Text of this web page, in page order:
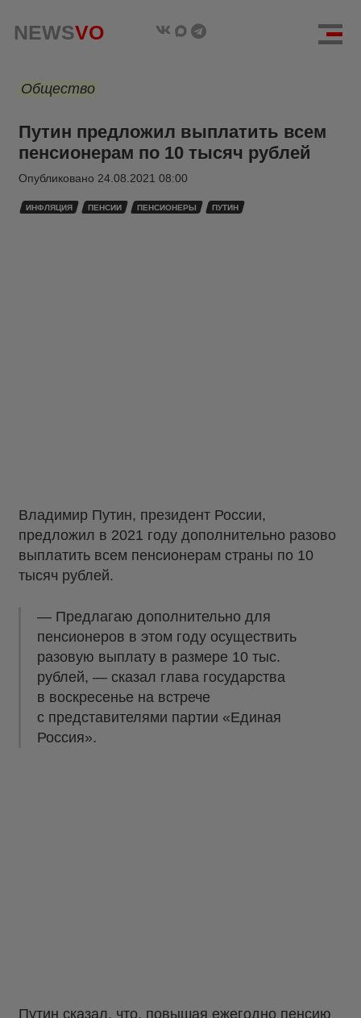
NEWSVO
Общество
Путин предложил выплатить всем
пенсионерам по 10 тысяч рублей
Опубликовано 24.08.2021 08:00
ИНФЛЯЦИЯ ПЕНСИИ ПЕНСИОНЕРЫ ПУТИН
Владимир Путин, президент России,
предложил в 2021 году дополнительно разово
выплатить всем пенсионерам страны по 10
тысяч рублей.
— Предлагаю дополнительно для
пенсионеров в этом году осуществить
разовую выплату в размере 10 тыс.
рублей, — сказал глава государства
в воскресенье на встрече
с представителями партии «Единая
Россия».
Путин сказал, что, повышая ежегодно пенсию